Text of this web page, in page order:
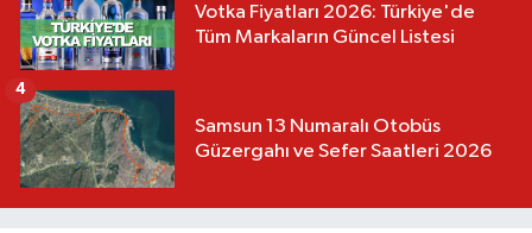
Votka Fiyatları 2026: Türkiye'de
Tüm Markaların Güncel Listesi
Samsun 13 Numaralı Otobüs
Güzergahı ve Sefer Saatleri 2026
4